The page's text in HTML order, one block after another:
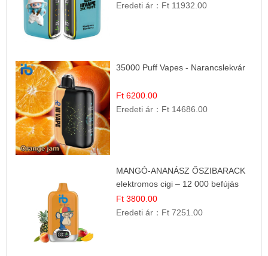
Eredeti ár： Ft 11932.00
35000 Puff Vapes - Narancslekvár
Ft 6200.00
Eredeti ár： Ft 14686.00
MANGÓ-ANANÁSZ ŐSZIBARACK
elektromos cigi – 12 000 befújás
Ft 3800.00
Eredeti ár： Ft 7251.00